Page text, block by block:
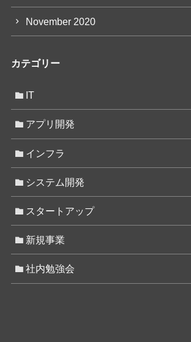
November 2020
カテゴリー
IT
アプリ開発
インフラ
システム開発
スタートアップ
新規事業
社内勉強会